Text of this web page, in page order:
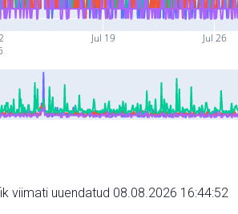
Jul 19 Jul 26
viimati uuendatud 08.08.2026 16:44:52